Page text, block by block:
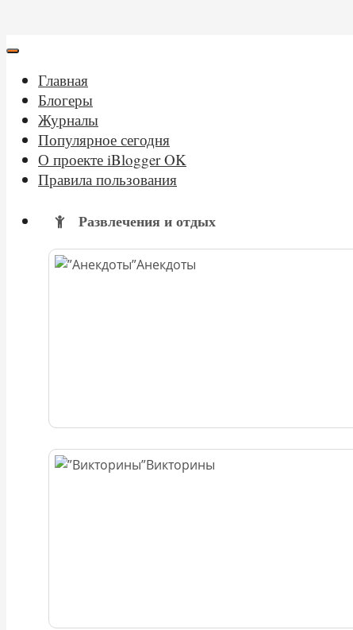
Главная
Блогеры
Журналы
Популярное сегодня
О проекте iBlogger OK
Правила пользования
Развлечения и отдых
Анекдоты
Викторины